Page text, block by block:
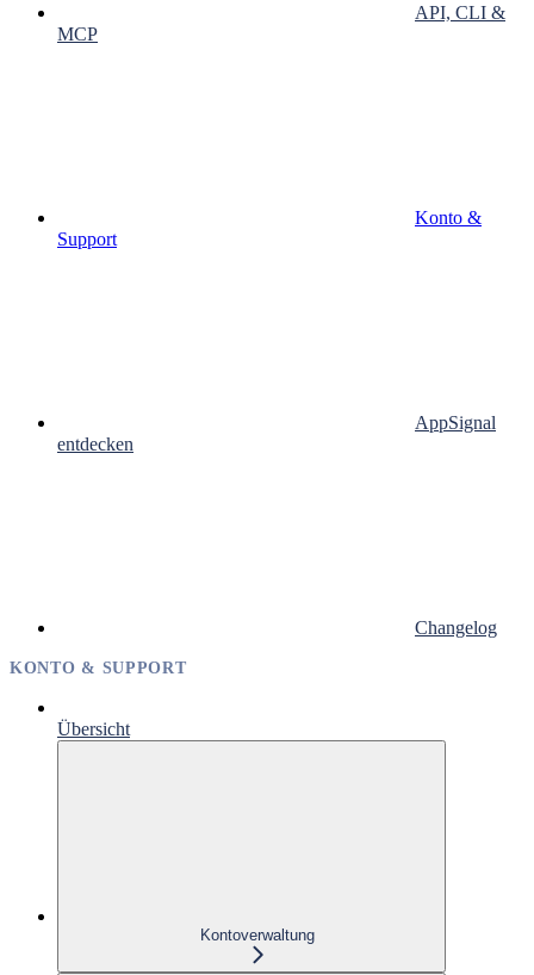
API, CLI &
MCP
Konto &
Support
AppSignal
entdecken
Changelog
KONTO & SUPPORT
Übersicht
Kontoverwaltung